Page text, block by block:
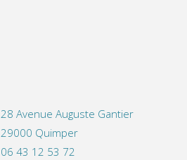
28 Avenue Auguste Gantier
29000 Quimper
06 43 12 53 72